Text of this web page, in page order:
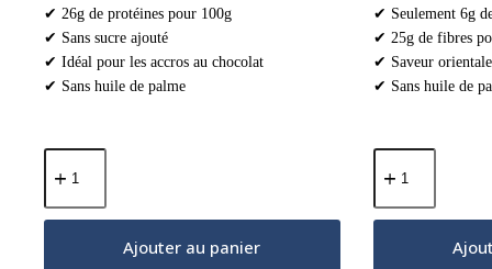
✔ 26g de protéines pour 100g
✔ Sans sucre ajouté
✔ Idéal pour les accros au chocolat
✔ Sans huile de palme
quantité
de
Pauvre
Ajouter au panier
✔ Seulement 6g
✔ 25g de fibres
✔ Saveur orientale
✔ Sans huile de
quantité
de
Pauvre